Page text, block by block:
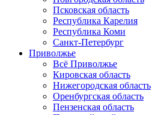
Псковская область
Республика Карелия
Республика Коми
Санкт-Петербург
Приволжье
Всё Приволжье
Кировская область
Нижегородская область
Оренбургская область
Пензенская область